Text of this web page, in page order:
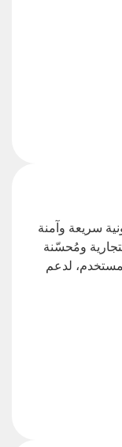
سريعة وآمنة
ومُحسّنة
لدعم